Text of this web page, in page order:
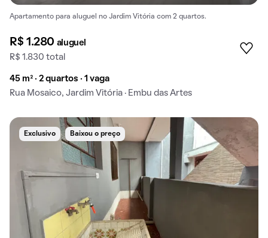
Apartamento para aluguel no Jardim Vitória com 2 quartos.
R$ 1.280 aluguel
R$ 1.830 total
45 m² · 2 quartos · 1 vaga
Rua Mosaico, Jardim Vitória · Embu das Artes
Exclusivo Baixou o preço